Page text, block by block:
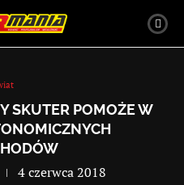
SKUTER POMOŻE W
4 czerwca 2018